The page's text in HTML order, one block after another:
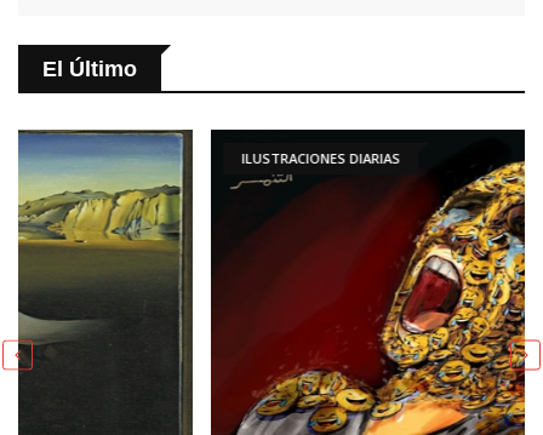
El Último
ILUSTRACIONES DIARIAS